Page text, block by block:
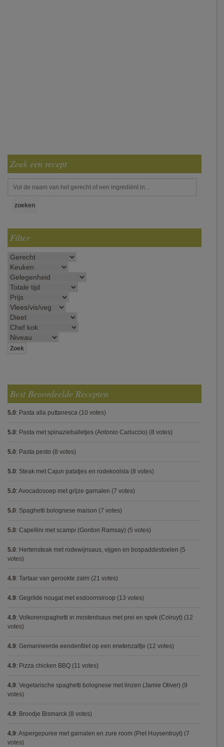
Zoek een recept
Filter
Best Beoordeelde Recepten
5.0: Pasta alla puttanesca (10 votes)
5.0: Pasta met spinazieballetjes (Antonio Carluccio) (8 votes)
5.0: Pasta pesto (8 votes)
5.0: Steak met Cajun patatjes en rodekoolsla (8 votes)
5.0: Avocadosoep met grijze garnalen (7 votes)
5.0: Spaghetti bolognese maison (7 votes)
5.0: Capellini met scampi (Gordon Ramsay) (5 votes)
5.0: Hertensteak met rodewijnsaus, vijgen en bospaddestoelen (5
votes)
4.9: Tartaar van gerookte zalm (21 votes)
4.9: Gegrilde nougat met esdoornsiroop (13 votes)
4.9: Volkorenspaghetti in mosterdsaus met prei en spek (Colruyt) (12
votes)
4.9: Gemarineerde eendenfilet op een erwtenzalfje (12 votes)
4.9: Pizza chicken BBQ (11 votes)
4.9: Vegetarische spaghetti bolognese met linzen (Jamie Oliver) (9
votes)
4.9: Broodje Bismarck (8 votes)
4.9: Aspergepuree met garnalen en zure room (Piet Huysentruyt) (7
votes)